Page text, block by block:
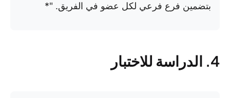
بتضمين فرع فرعي لكل عضو في الفريق. "*
4. الدراسة للاختبار